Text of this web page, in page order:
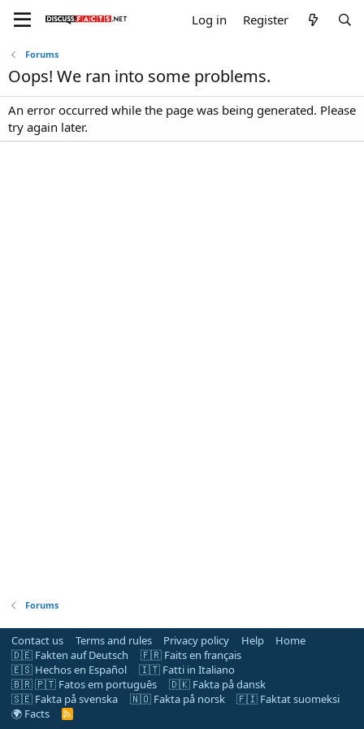
Log in Register
Forums
Oops! We ran into some problems.
An error occurred while the page was being generated. Please
try again later.
Forums
Contact us Terms and rules Privacy policy Help
Home
🇩🇪 Fakten auf Deutsch
🇫🇷 Faits en français
🇪🇸 Hechos en Español
🇮🇹 Fatti in Italiano
🇧🇷 🇵🇹 Fatos em português
🇩🇰 Fakta på dansk
🇸🇪 Fakta på svenska
🇳🇴 Fakta på norsk
🇫🇮 Faktat suomeksi
🌍 Facts
R